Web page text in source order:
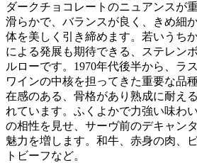
ダークチョコレートのニュアンスが
滑らかで、バランスが良く、きめ細
体を美しく引き締めます。若いうち
による発展も期待できる、ステレン
ルローです。1970年代後半から、ラ
ワインの中核を担ってきた重要な品
在感のある、骨格があり熟成に耐え
れています。ふくよかで力強い味わ
の相性を見せ、サーヴ前のデキャン
魅力を増します。和牛、赤身の肉、
トビーフなど。